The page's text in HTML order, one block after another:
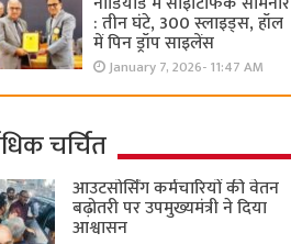
: तीन घंटे, 300 स्लाइड्स, हॉल
में पिन ड्रॉप साइलेंस
January 7, 2026- 11:47 AM
चर्चित
आउटसोर्सिंग कर्मचारियों की वेतन
बढ़ोतरी पर उपमुख्यमंत्री ने दिया
आश्वासन